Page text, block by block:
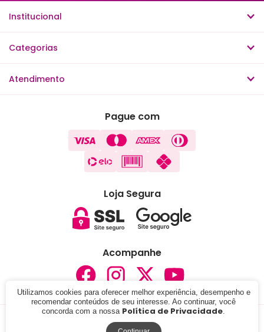
Institucional
Categorias
Atendimento
Pague com
Loja Segura
Acompanhe
os direitos reservados.
Utilizamos cookies para oferecer melhor experiência, desempenho e
recomendar conteúdos de seu interesse. Ao continuar, você
concorda com a nossa Política de Privacidade.